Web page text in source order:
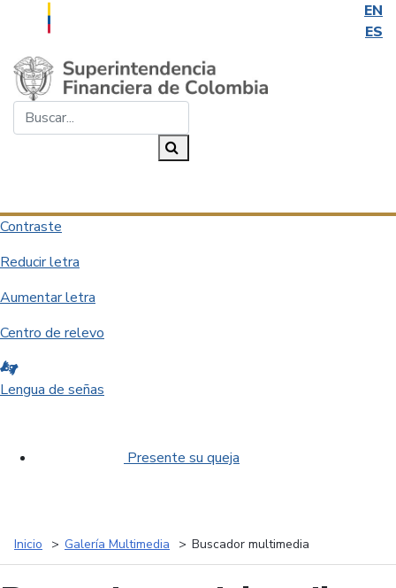
EN
ES
Saltar al contenido principal
Contraste
Reducir letra
Aumentar letra
Centro de relevo
Lengua de señas
Presente su queja
Inicio Galería Multimedia Buscador multimedia